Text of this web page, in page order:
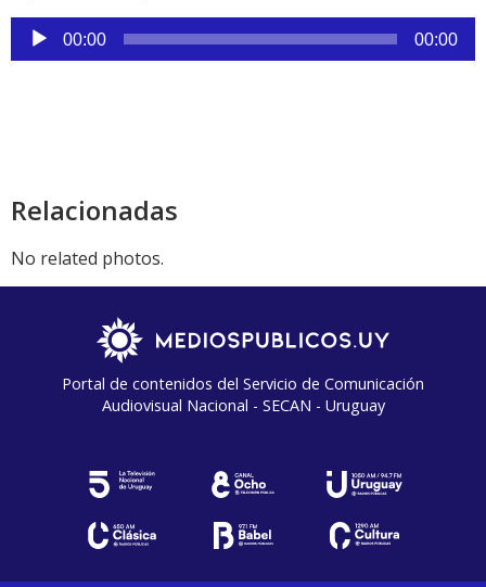
Reproductor
de
00:00 00:00
Relacionadas
No related photos.
Portal de contenidos del Servicio de Comunicación
Audiovisual Nacional - SECAN - Uruguay